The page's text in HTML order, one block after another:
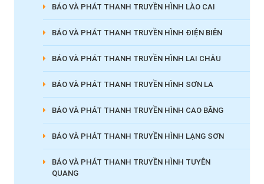
BÁO VÀ PHÁT THANH TRUYỀN HÌNH LÀO CAI
BÁO VÀ PHÁT THANH TRUYỀN HÌNH ĐIỆN BIÊN
BÁO VÀ PHÁT THANH TRUYỀN HÌNH LAI CHÂU
BÁO VÀ PHÁT THANH TRUYỀN HÌNH SƠN LA
BÁO VÀ PHÁT THANH TRUYỀN HÌNH CAO BẰNG
BÁO VÀ PHÁT THANH TRUYỀN HÌNH LẠNG SƠN
BÁO VÀ PHÁT THANH TRUYỀN HÌNH TUYÊN
QUANG